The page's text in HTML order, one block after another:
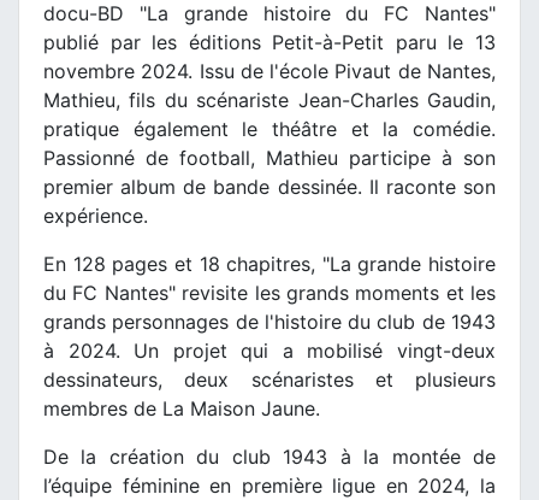
docu-BD "La grande histoire du FC Nantes"
publié par les éditions Petit-à-Petit paru le 13
novembre 2024. Issu de l'école Pivaut de Nantes,
Mathieu, fils du scénariste Jean-Charles Gaudin,
pratique également le théâtre et la comédie.
Passionné de football, Mathieu participe à son
premier album de bande dessinée. Il raconte son
expérience.
En 128 pages et 18 chapitres, "La grande histoire
du FC Nantes" revisite les grands moments et les
grands personnages de l'histoire du club de 1943
à 2024. Un projet qui a mobilisé vingt-deux
dessinateurs, deux scénaristes et plusieurs
membres de La Maison Jaune.
De la création du club 1943 à la montée de
l’équipe féminine en première ligue en 2024, la